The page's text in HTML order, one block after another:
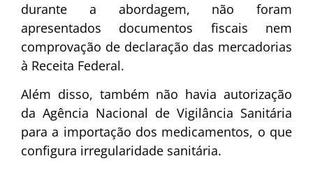
durante a abordagem, não foram
apresentados documentos fiscais nem
comprovação de declaração das mercadorias
à Receita Federal.
Além disso, também não havia autorização
da Agência Nacional de Vigilância Sanitária
para a importação dos medicamentos, o que
configura irregularidade sanitária.